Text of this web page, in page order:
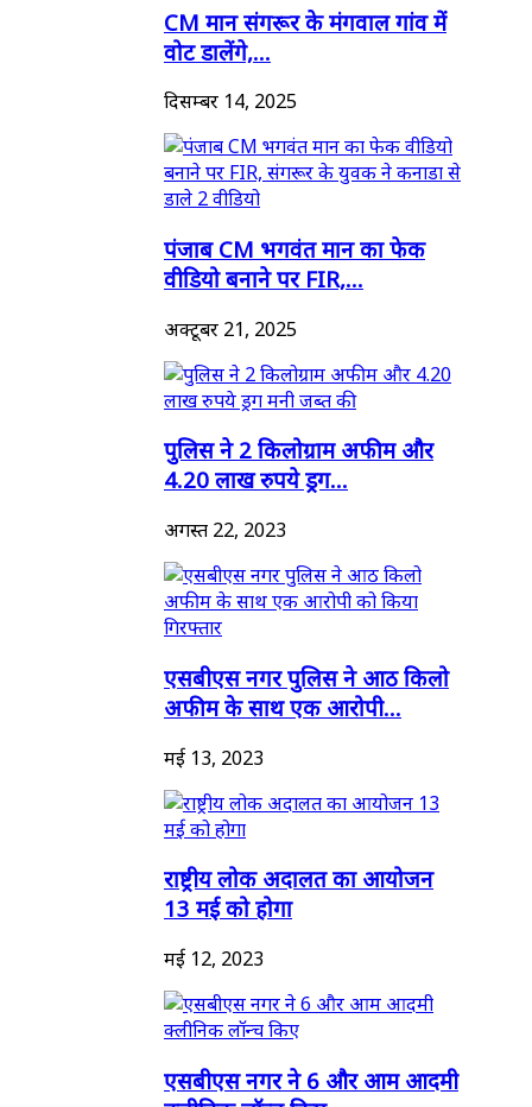
CM मान संगरूर के मंगवाल गांव में
वोट डालेंगे,...
दिसम्बर 14, 2025
पंजाब CM भगवंत मान का फेक
वीडियो बनाने पर FIR,...
अक्टूबर 21, 2025
पुलिस ने 2 किलोग्राम अफीम और
4.20 लाख रुपये ड्रग...
अगस्त 22, 2023
एसबीएस नगर पुलिस ने आठ किलो
अफीम के साथ एक आरोपी...
मई 13, 2023
राष्ट्रीय लोक अदालत का आयोजन
13 मई को होगा
मई 12, 2023
एसबीएस नगर ने 6 और आम आदमी